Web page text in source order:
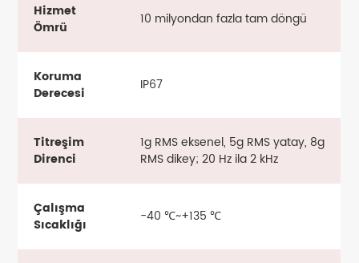
Hizmet
Ömrü
10 milyondan fazla tam döngü
Koruma
Derecesi
IP67
Titreşim
Direnci
1g RMS eksenel, 5g RMS yatay, 8g
RMS dikey; 20 Hz ila 2 kHz
Çalışma
Sıcaklığı
-40 ℃~+135 ℃